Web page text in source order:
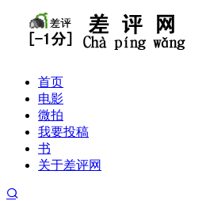
首页
电影
微拍
我要投稿
书
关于差评网